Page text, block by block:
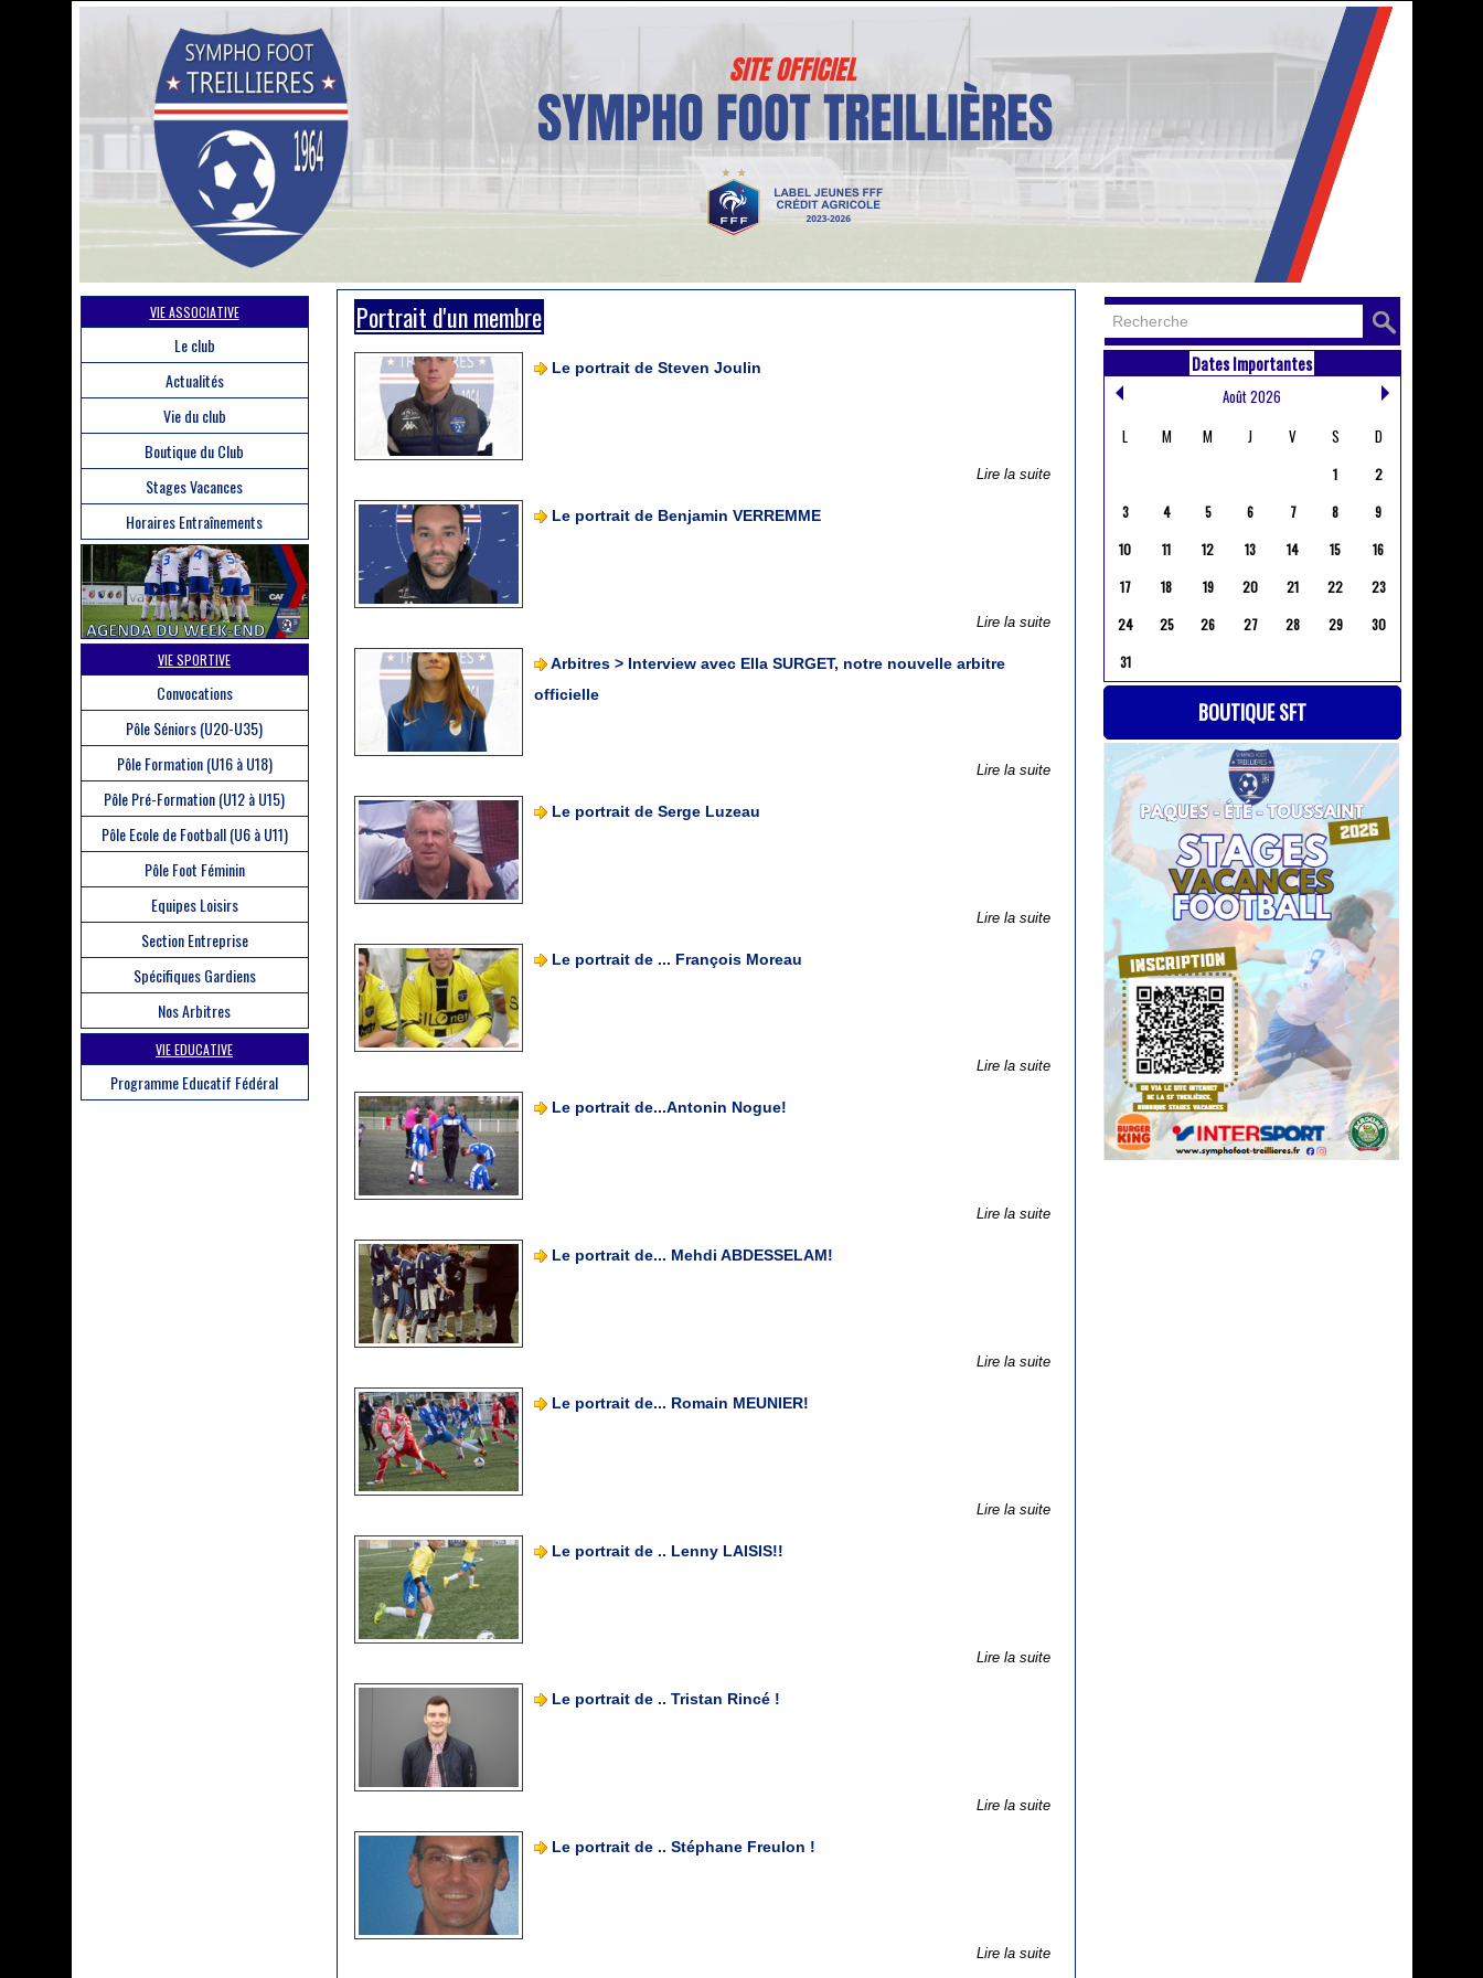
VIE ASSOCIATIVE
Le club
Actualités
Vie du club
Boutique du Club
Stages Vacances
Horaires Entraînements
VIE SPORTIVE
Convocations
Pôle Séniors (U20-U35)
Pôle Formation (U16 à U18)
Pôle Pré-Formation (U12 à U15)
Pôle Ecole de Football (U6 à U11)
Pôle Foot Féminin
Equipes Loisirs
Section Entreprise
Spécifiques Gardiens
Nos Arbitres
VIE EDUCATIVE
Programme Educatif Fédéral
Portrait d'un membre
Le portrait de Steven Joulin
Lire la suite
Le portrait de Benjamin VERREMME
Lire la suite
Arbitres > Interview avec Ella SURGET, notre nouvelle arbitre
officielle
Lire la suite
Le portrait de Serge Luzeau
Lire la suite
Le portrait de ... François Moreau
Lire la suite
Le portrait de...Antonin Nogue!
Lire la suite
Le portrait de... Mehdi ABDESSELAM!
Lire la suite
Le portrait de... Romain MEUNIER!
Lire la suite
Le portrait de .. Lenny LAISIS!!
Lire la suite
Le portrait de .. Tristan Rincé !
Lire la suite
Le portrait de .. Stéphane Freulon !
Lire la suite
Dates Importantes
Août 2026
L
M M J V S D
1
2
3
4 5 6 7 8
9
10
11 12 13 14 15
16
17
18 19 20 21 22
23
24
25 26 27 28 29
30
31
BOUTIQUE SFT